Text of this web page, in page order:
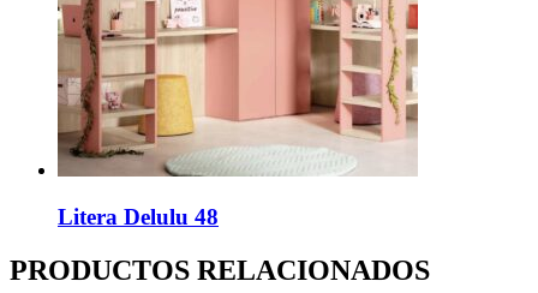
Litera Delulu 48
PRODUCTOS RELACIONADOS